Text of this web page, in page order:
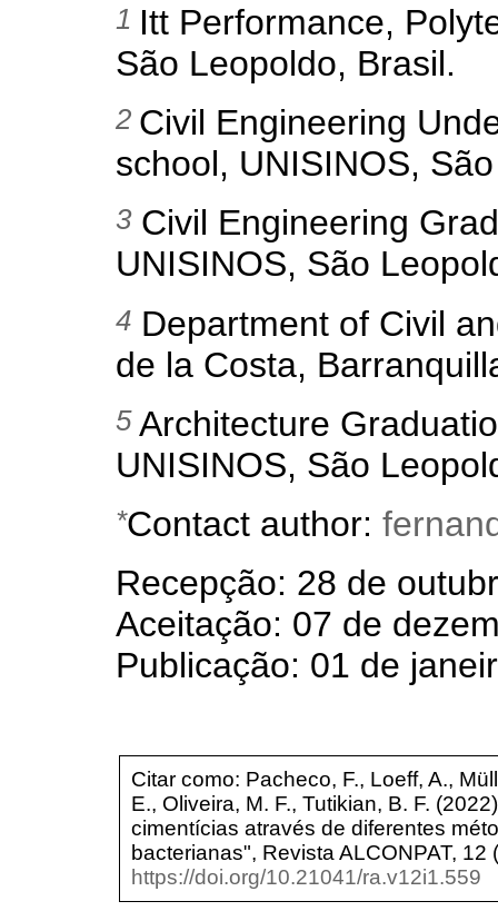
1 Itt Performance,
São Leopoldo, Brasil.
2 Civil Engineering
school, UNISINOS,
3Civil Engineering
UNISINOS, São
4 Department of Civil
de la Costa,
5Architecture
UNISINOS, São
*Contact author:
Recepção: 28 de
Aceitação: 07 de
Publicação: 01 de
Citar como: Pacheco, F., Loeff, A.,
E., Oliveira, M. F., Tutikian, B. F.
cimentícias através de diferentes
bacterianas", Revista ALCONPAT, 12
https://doi.org/10.21041/ra.v12i1.559